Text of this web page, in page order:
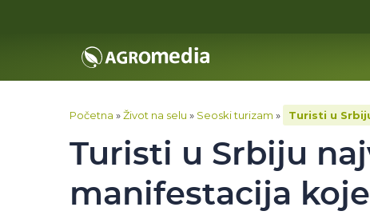
Početna »Život na selu » Seoski turizam » Turisti u
Turisti u Srbiju
manifestacija